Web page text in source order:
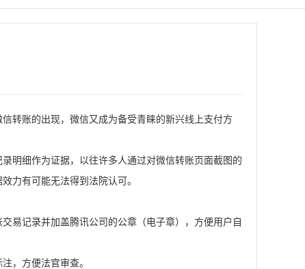
账的出现，微信又成为备受青睐的新兴线上支付方
细作为证据，以往许多人通过对微信转账页面截图的
力有可能无法得到法院认可。
记录并加盖腾讯公司的公章（电子章），方便用户自
，方便法官审查。